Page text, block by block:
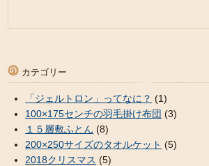
カテゴリー
「ジェルトロン」ってなに？ (1)
100×175センチの羽毛掛け布団 (3)
１５層敷ふとん (8)
200×250サイズのタオルケット (5)
2018クリスマス (5)